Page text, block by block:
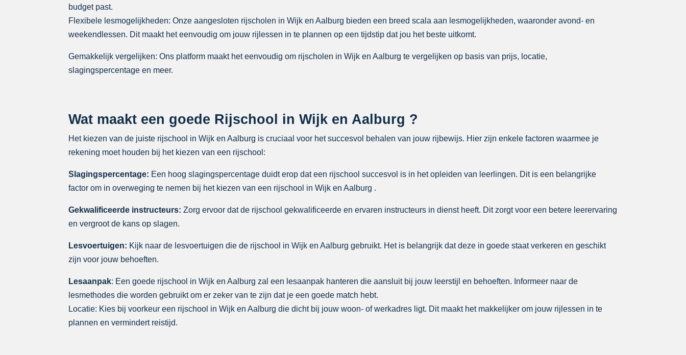
budget past.
Flexibele lesmogelijkheden: Onze aangesloten rijscholen in Wijk en Aalburg bieden een breed scala aan lesmogelijkheden, waaronder avond- en
weekendlessen. Dit maakt het eenvoudig om jouw rijlessen in te plannen op een tijdstip dat jou het beste uitkomt.
Gemakkelijk vergelijken: Ons platform maakt het eenvoudig om rijscholen in Wijk en Aalburg te vergelijken op basis van prijs, locatie,
slagingspercentage en meer.
Wat maakt een goede Rijschool in Wijk en Aalburg ?
Het kiezen van de juiste rijschool in Wijk en Aalburg is cruciaal voor het succesvol behalen van jouw rijbewijs. Hier zijn enkele factoren waarmee je
rekening moet houden bij het kiezen van een rijschool:
Slagingspercentage: Een hoog slagingspercentage duidt erop dat een rijschool succesvol is in het opleiden van leerlingen. Dit is een belangrijke
factor om in overweging te nemen bij het kiezen van een rijschool in Wijk en Aalburg .
Gekwalificeerde instructeurs: Zorg ervoor dat de rijschool gekwalificeerde en ervaren instructeurs in dienst heeft. Dit zorgt voor een betere leerervaring
en vergroot de kans op slagen.
Lesvoertuigen: Kijk naar de lesvoertuigen die de rijschool in Wijk en Aalburg gebruikt. Het is belangrijk dat deze in goede staat verkeren en geschikt
zijn voor jouw behoeften.
Lesaanpak: Een goede rijschool in Wijk en Aalburg zal een lesaanpak hanteren die aansluit bij jouw leerstijl en behoeften. Informeer naar de
lesmethodes die worden gebruikt om er zeker van te zijn dat je een goede match hebt.
Locatie: Kies bij voorkeur een rijschool in Wijk en Aalburg die dicht bij jouw woon- of werkadres ligt. Dit maakt het makkelijker om jouw rijlessen in te
plannen en vermindert reistijd.